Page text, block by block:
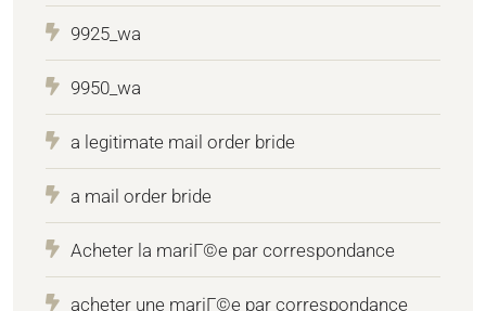
9925_wa
9950_wa
a legitimate mail order bride
a mail order bride
Acheter la mariГ©e par correspondance
acheter une mariГ©e par correspondance